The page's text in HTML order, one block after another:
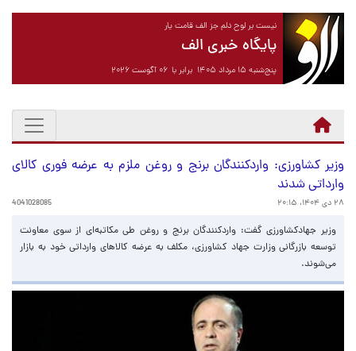
نیست بر لوح دلم جز الف قامت یار
پایگاه خبری الف
پنج‌شنبه ۱۵ مرداد ۱۴۰۵ برابر با ۰۶ آگوست ۲۰۲۶
وزیر کشاورزی: واردکنندگان برنج و روغن ملزم به عرضه فوری کالای
وارداتی شدند
۲۸ دی ۱۴۰۴، ۲۰:۱۵ 4041028085
وزیر جهادکشاورزی گفت: واردکنندگان برنج و روغن طی مکاتبه‌ای از سوی معاونت
توسعه بازرگانی وزارت جهاد کشاورزی، مکلف به عرضه کالاهای وارداتی خود به بازار
می‌شوند.